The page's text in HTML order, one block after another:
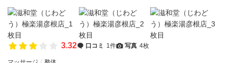
3.32 口コミ 1件 写真 4枚